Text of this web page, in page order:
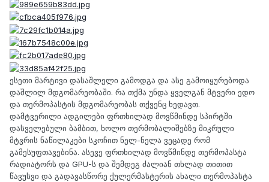
ესეთი მარტივი დასაშლელი გამოდგა და ასე გამოიყურებოდა
დაშლილ მდგომარეობაში. რა თქმა უნდა ყველგან მტვერი ედო
და თერმოპასტის მდგომარეობას თქვენც ხედავთ.
დამტვერილი ადგილები ფრთხილად მოვწმინდე სპირტში
დასველებული ბამბით, ხოლო თერმობალიშებზე მიკრული
მტვრის ნაწილაკები სკოჩით ნელ-ნელა ვეცადე რომ
გამესუფთავებინა. ასევე ფრთხილად მოვწმინდე თერმოპასტა
რადიატორს და GPU-ს და შემდეგ ძალიან თხლად თითით
წავუსვი და გადავასწორე ქულერმასტერის ახალი თერმოპასტა